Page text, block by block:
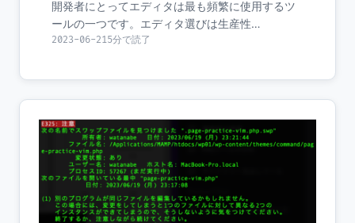
開発者にとってエディタは最も頻繁に使用するツ
ールの一つです。エディタ選びは生産性…
2023-06-215分で読了